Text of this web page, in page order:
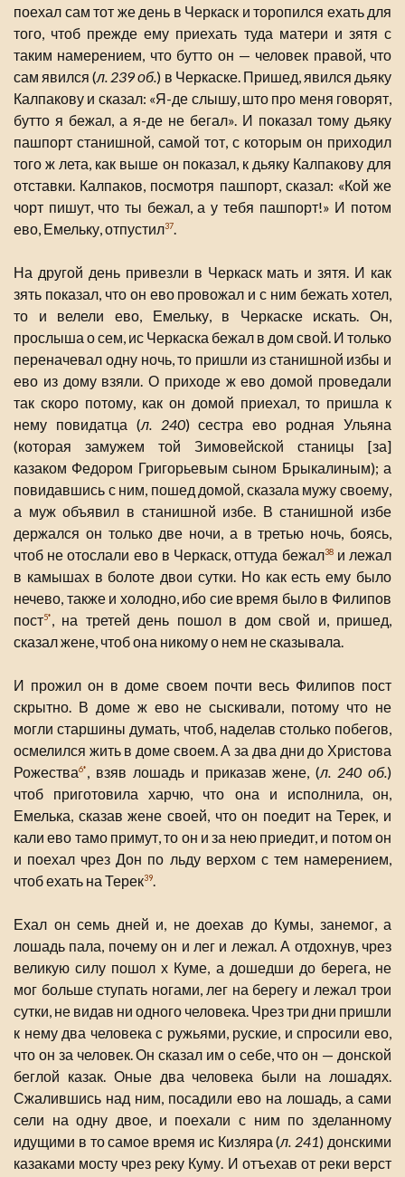
поехал сам тот же день в Черкаск и торопился ехать для
того, чтоб прежде ему приехать туда матери и зятя с
таким намерением, что бутто он — человек правой, что
сам явился (л. 239 об.) в Черкаске. Пришед, явился дьяку
Калпакову и сказал: «Я-де слышу, што про меня говорят,
бутто я бежал, а я-де не бегал». И показал тому дьяку
пашпорт станишной, самой тот, с которым он приходил
того ж лета, как выше он показал, к дьяку Калпакову для
отставки. Калпаков, посмотря пашпорт, сказал: «Кой же
чорт пишут, что ты бежал, а у тебя пашпорт!» И потом
ево, Емельку, отпустил37.
На другой день привезли в Черкаск мать и зятя. И как
зять показал, что он ево провожал и с ним бежать хотел,
то и велели ево, Емельку, в Черкаске искать. Он,
прослыша о сем, ис Черкаска бежал в дом свой. И только
переначевал одну ночь, то пришли из станишной избы и
ево из дому взяли. О приходе ж ево домой проведали
так скоро потому, как он домой приехал, то пришла к
нему повидатца (л. 240) сестра ево родная Ульяна
(которая замужем той Зимовейской станицы [за]
казаком Федором Григорьевым сыном Брыкалиным); а
повидавшись с ним, пошед домой, сказала мужу своему,
а муж объявил в станишной избе. В станишной избе
держался он только две ночи, а в третью ночь, боясь,
чтоб не отослали ево в Черкаск, оттуда бежал38и лежал
в камышах в болоте двои сутки. Но как есть ему было
нечево, также и холодно, ибо сие время было в Филипов
пост5*, на третей день пошол в дом свой и, пришед,
сказал жене, чтоб она никому о нем не сказывала.
И прожил он в доме своем почти весь Филипов пост
скрытно. В доме ж ево не сыскивали, потому что не
могли старшины думать, чтоб, наделав столько побегов,
осмелился жить в доме своем. А за два дни до Христова
Рожества6*, взяв лошадь и приказав жене, (л. 240 об.)
чтоб приготовила харчю, что она и исполнила, он,
Емелька, сказав жене своей, что он поедит на Терек, и
кали ево тамо примут, то он и за нею приедит, и потом он
и поехал чрез Дон по льду верхом с тем намерением,
чтоб ехать на Терек39.
Ехал он семь дней и, не доехав до Кумы, занемог, а
лошадь пала, почему он и лег и лежал. А отдохнув, чрез
великую силу пошол х Куме, а дошедши до берега, не
мог больше ступать ногами, лег на берегу и лежал трои
сутки, не видав ни одного человека. Чрез три дни пришли
к нему два человека с ружьями, руские, и спросили ево,
что он за человек. Он сказал им о себе, что он — донской
беглой казак. Оные два человека были на лошадях.
Сжалившись над ним, посадили ево на лошадь, а сами
сели на одну двое, и поехали с ним по зделанному
идущими в то самое время ис Кизляра (л. 241) донскими
казаками мосту чрез реку Куму. И отъехав от реки верст